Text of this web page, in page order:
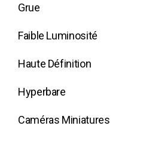
Grue
Faible Luminosité
Haute Définition
Hyperbare
Caméras Miniatures